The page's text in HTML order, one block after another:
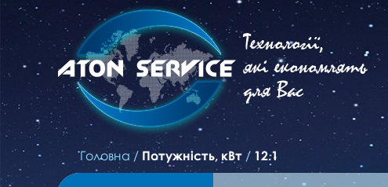
Технології,
які економлять
для Вас
Головна / Потужність, кВт / 12.1